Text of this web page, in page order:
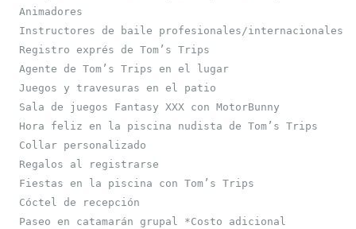
Animadores
Instructores de baile profesionales/internacionales
Registro exprés de Tom’s Trips
Agente de Tom’s Trips en el lugar
Juegos y travesuras en el patio
Sala de juegos Fantasy XXX con MotorBunny
Hora feliz en la piscina nudista de Tom’s Trips
Collar personalizado
Regalos al registrarse
Fiestas en la piscina con Tom’s Trips
Cóctel de recepción
Paseo en catamarán grupal *Costo adicional